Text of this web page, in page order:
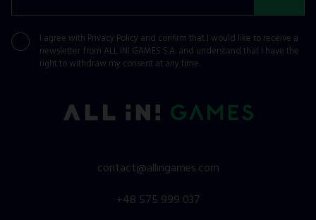
I agree with Privacy Policy and confirm that I would like to receive a
newsletter from ALL IN! GAMES S.A. and understand that I have the
right to withdraw my consent at any time.
contact@allingames.com
+48 575 999 037